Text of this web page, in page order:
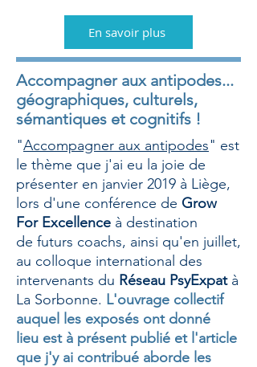
En savoir plus
Accompagner aux antipodes...
géographiques, culturels,
sémantiques et cognitifs !
"Accompagner aux antipodes" est
le thème que j'ai eu la joie de
présenter en janvier 2019 à Liège,
lors d'une conférence de Grow
For Excellence à destination
de futurs coachs, ainsi qu'en juillet,
au colloque international des
intervenants du Réseau PsyExpatà
La Sorbonne. L'ouvrage collectif
auquel les exposés ont donné
lieu est à présent publié et l'article
que j'y ai contribué aborde les